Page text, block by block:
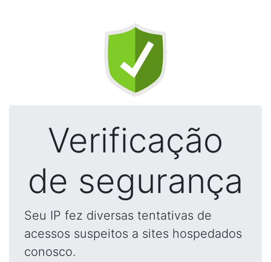
Verificação
de segurança
Seu IP fez diversas tentativas de
acessos suspeitos a sites hospedados
conosco.